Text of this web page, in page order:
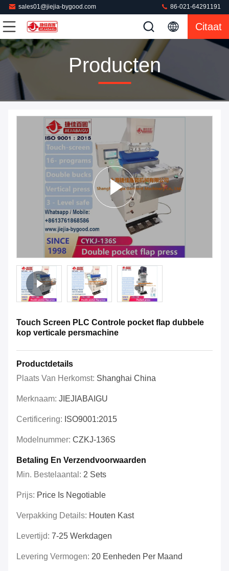
sales01@jiejia-bygood.com 86-021-64291191
Citaat
Producten
Touch Screen PLC Controle pocket flap dubbele
kop verticale persmachine
Productdetails
Plaats Van Herkomst: Shanghai China
Merknaam: JIEJIABAIGU
Certificering: ISO9001:2015
Modelnummer: CZKJ-136S
Betaling En Verzendvoorwaarden
Min. Bestelaantal: 2 Sets
Prijs: Price Is Negotiable
Verpakking Details: Houten Kast
Levertijd: 7-25 Werkdagen
Levering Vermogen: 20 Eenheden Per Maand